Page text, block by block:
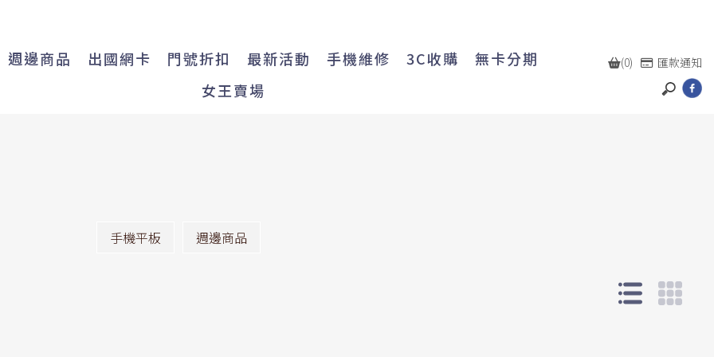
(0) 匯款通知
門號折扣
週邊商品 最新活動 手機維修 3C收購
無卡分期
女王賣場
出國網卡
手機平板 週邊商品